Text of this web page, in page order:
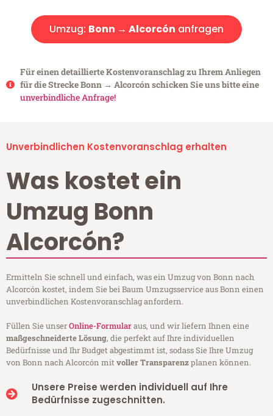
Umzug: Bonn → Alcorcón anfragen
Für einen detaillierte Kostenvoranschlag zu Ihrem Anliegen
für die Strecke Bonn → Alcorcón schicken Sie uns bitte eine
unverbindliche Anfrage!
Unverbindlichen Kostenvoranschlag erhalten
Was kostet ein
Umzug Bonn
Alcorcón?
Ermitteln Sie schnell und einfach, was ein Umzug von Bonn nach
Alcorcón kostet, indem Sie bei Baum Umzugsservice aus Bonn einen
unverbindlichen Kostenvoranschlag anfordern.
Füllen Sie unserOnline-Formularaus, und wir liefern Ihnen eine
maßgeschneiderte Lösung, die perfekt auf Ihre individuellen
Bedürfnisse und Ihr Budget abgestimmt ist, sodass Sie Ihre Umzug
von Bonn nach Alcorcón mitvoller Transparenzplanen können.
Unsere Preise werden individuell auf Ihre
Bedürfnisse zugeschnitten.